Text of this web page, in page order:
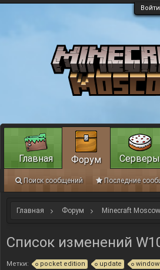
Главная Форум Minecraft Moscow
Список изменений
Метки: pocket edition update
Главная Форум
Поиск сообщений Последние
Серверы